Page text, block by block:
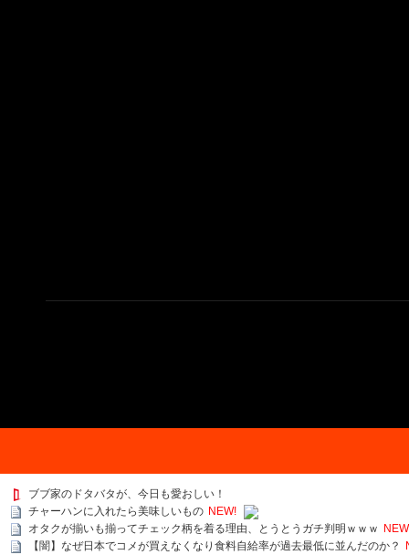
ブブ家のドタバタが、今日も愛おしい！
チャーハンに入れたら美味しいもの NEW!
オタクが揃いも揃ってチェック柄を着る理由、とうとうガチ判明ｗｗｗ
【闇】なぜ日本でコメが買えなくなり食料自給率が過去最低に並んだのか？